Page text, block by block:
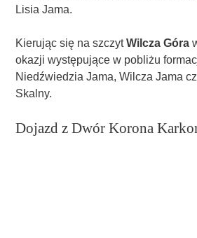
Lisia Jama.
Kierując się na szczytWilcza Góra
okazji występujące w pobliżu
Niedźwiedzia Jama, Wilcza Jama
Skalny.
Dojazd z Dwór Korona